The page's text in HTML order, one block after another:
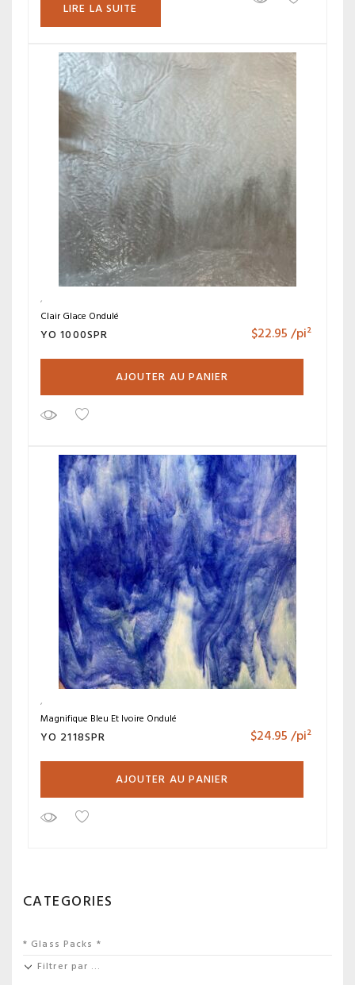
LIRE LA SUITE
Clair Glace Ondulé
YO 1000SPR $22.95/pi²
AJOUTER AU PANIER
Magnifique Bleu Et Ivoire Ondulé
YO 2118SPR $24.95/pi²
AJOUTER AU PANIER
CATEGORIES
* Glass Packs *
Filtrer par …